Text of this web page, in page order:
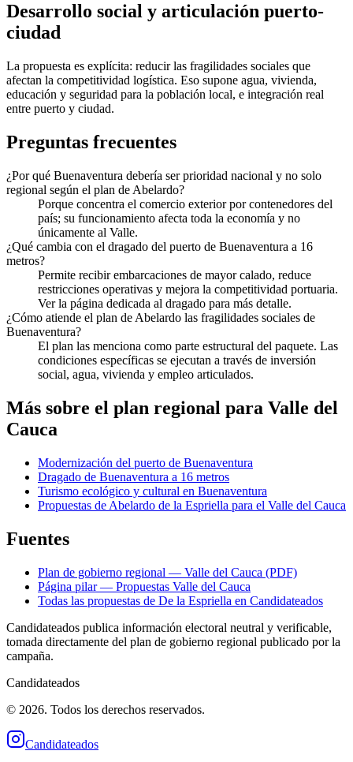
Desarrollo social y articulación puerto-
ciudad
La propuesta es explícita: reducir las fragilidades sociales que
afectan la competitividad logística. Eso supone agua, vivienda,
educación y seguridad para la población local, e integración real
entre puerto y ciudad.
Preguntas frecuentes
¿Por qué Buenaventura debería ser prioridad nacional y no solo
regional según el plan de Abelardo?
Porque concentra el comercio exterior por contenedores del
país; su funcionamiento afecta toda la economía y no
únicamente al Valle.
¿Qué cambia con el dragado del puerto de Buenaventura a 16
metros?
Permite recibir embarcaciones de mayor calado, reduce
restricciones operativas y mejora la competitividad portuaria.
Ver la página dedicada al dragado para más detalle.
¿Cómo atiende el plan de Abelardo las fragilidades sociales de
Buenaventura?
El plan las menciona como parte estructural del paquete. Las
condiciones específicas se ejecutan a través de inversión
social, agua, vivienda y empleo articulados.
Más sobre el plan regional para Valle del
Cauca
Modernización del puerto de Buenaventura
Dragado de Buenaventura a 16 metros
Turismo ecológico y cultural en Buenaventura
Propuestas de Abelardo de la Espriella para el Valle del Cauca
Fuentes
Plan de gobierno regional — Valle del Cauca (PDF)
Página pilar — Propuestas Valle del Cauca
Todas las propuestas de De la Espriella en Candidateados
Candidateados publica información electoral neutral y verificable,
tomada directamente del plan de gobierno regional publicado por la
campaña.
Candidateados
© 2026. Todos los derechos reservados.
Candidateados